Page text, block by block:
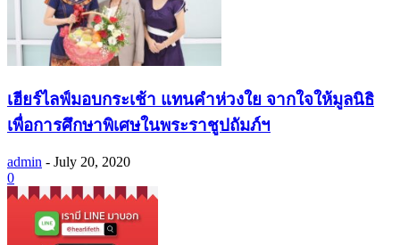
เฮียร์ไลฟ์มอบกระเช้า แทนคำห่วงใย จากใจให้มูลนิธิ
เพื่อการศึกษาพิเศษในพระราชูปถัมภ์ฯ
admin - July 20, 2020
0